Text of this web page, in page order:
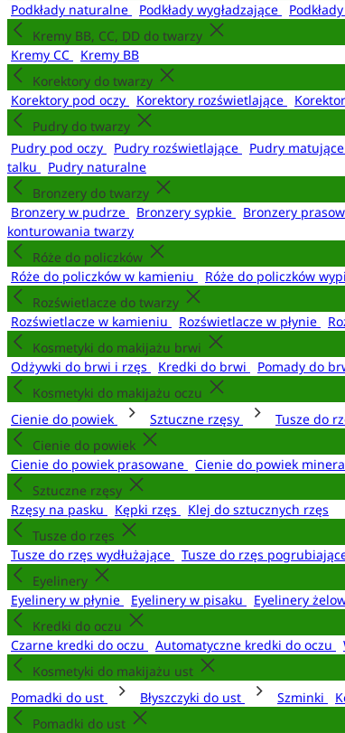
Podkłady naturalne
Podkłady wygładzające
Kremy BB, CC, DD do twarzy
Kremy CC
Kremy BB
Korektory do twarzy
Korektory pod oczy
Korektory rozświetlające
Pudry do twarzy
Pudry pod oczy
Pudry rozświetlające Pudry matujące
talku
Pudry naturalne
Bronzery do twarzy
Bronzery w pudrze
Bronzery sypkie Bronzery
konturowania twarzy
Róże do policzków
Róże do policzków w kamieniu
Róże do policzków
Rozświetlacze do twarzy
Rozświetlacze w kamieniu
Rozświetlacze w płynie
Kosmetyki do makijażu brwi
Odżywki do brwi i rzęs
Kredki do brwi Pomady do
Kosmetyki do makijażu oczu
Cienie do powiek
Sztuczne rzęsy Tusze do
Cienie do powiek
Cienie do powiek prasowane
Cienie do powiek
Sztuczne rzęsy
Rzęsy na pasku
Kępki rzęs
Klej do sztucznych rzęs
Tusze do rzęs
Tusze do rzęs wydłużające
Tusze do rzęs
Eyelinery
Eyelinery w płynie
Eyelinery w pisaku Eyelinery
Kredki do oczu
Czarne kredki do oczu
Automatyczne kredki do oczu
Kosmetyki do makijażu ust
Pomadki do ust
Błyszczyki do ust Szminki
Pomadki do ust